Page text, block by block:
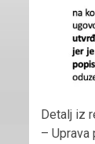
Detalj iz
– Uprava